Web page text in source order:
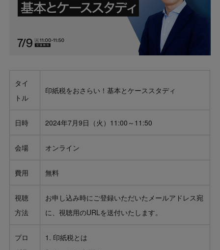
タイ
トル
印紙税をおさらい！基本とケーススタディ
日時 2024年7月9日（火）11:00～11:50
会場 オンライン
費用 無料
視聴
方法
お申し込み時にご登録いただいたメールアドレス宛
に、視聴用のURLを送付いたします。
プロ
印紙税とは